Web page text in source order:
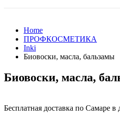
Home
ПРОФКОСМЕТИКА
Inki
Биовоски, масла, бальзамы
Биовоски, масла,
Бесплатная доставка по Самаре в